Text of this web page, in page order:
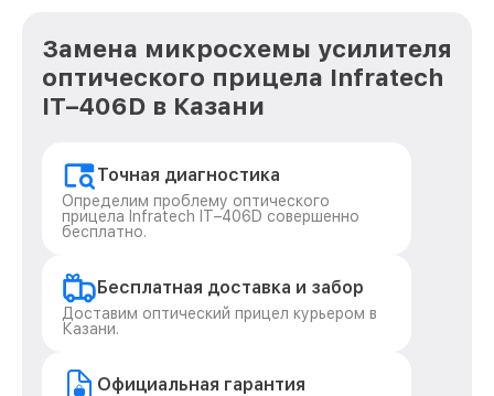
Замена микросхемы усилителя
оптического прицела Infratech
IT–406D в Казани
Точная диагностика
Определим проблему оптического
прицела Infratech IT–406D совершенно
бесплатно.
Бесплатная доставка и забор
Доставим оптический прицел курьером в
Казани.
Официальная гарантия